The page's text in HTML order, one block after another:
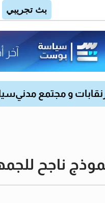
نقابات و مجتمع مدني
ناجح